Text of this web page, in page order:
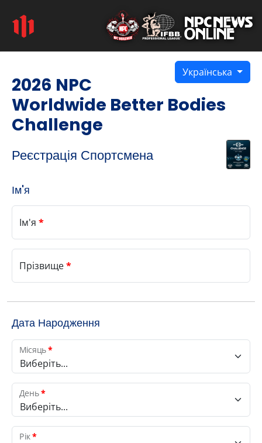
Українська
2026 NPC
Worldwide Better Bodies
Challenge
Реєстрація Спортсмена
Ім'я
Ім'я *
Прізвище*
Дата Народження
Виберіть...
Місяць*
Виберіть...
День*
Рік*